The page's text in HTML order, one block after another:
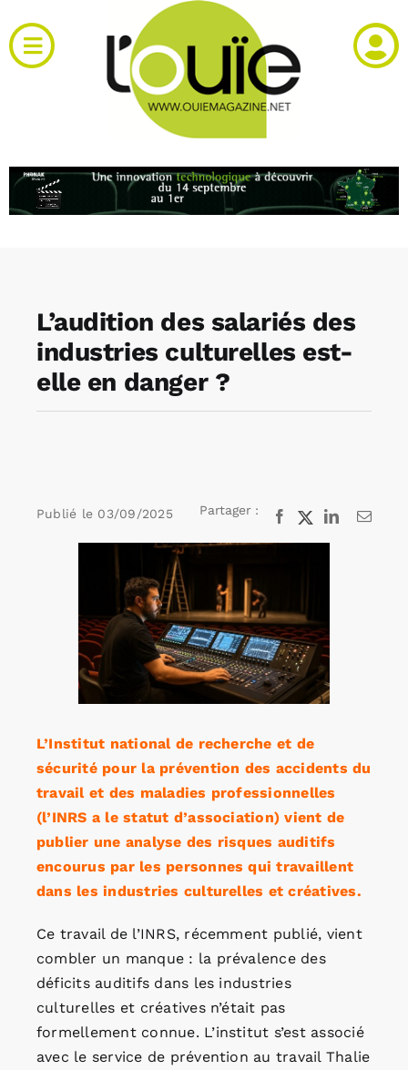
au
contenu
Toggle
Navigation
RH et emploi
Agenda
Annonces emploi
L’audition des salariés des
industries culturelles est-
elle en danger ?
Publié le 03/09/2025 Partager : Facebook
X LinkedInEmail
L’Institut national de recherche et de
sécurité pour la prévention des accidents du
travail et des maladies professionnelles
(l’INRS a le statut d’association) vient de
publier une analyse des risques auditifs
encourus par les personnes qui travaillent
dans les industries culturelles et créatives.
Ce travail de l’INRS, récemment publié, vient
combler un manque : la prévalence des
déficits auditifs dans les industries
culturelles et créatives n’était pas
formellement connue. L’institut s’est associé
avec le service de prévention au travail Thalie